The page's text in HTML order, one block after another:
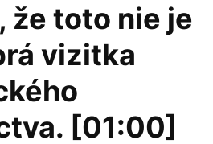
že toto nie je
vizitka
[01:00]